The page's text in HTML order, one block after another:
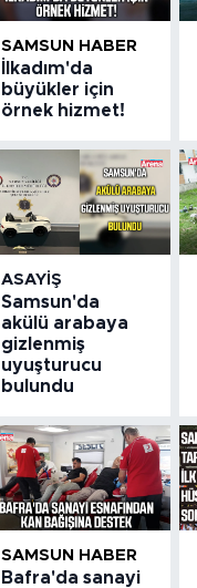
SAMSUN HABER
İlkadım'da
büyükler için
örnek hizmet!
ASAYIŞ
Samsun'da
akülü arabaya
gizlenmiş
uyuşturucu
bulundu
SAMSUN HABER
Bafra'da sanayi